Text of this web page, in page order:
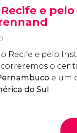
e
Recife e pelo
o
e um
do Sul .